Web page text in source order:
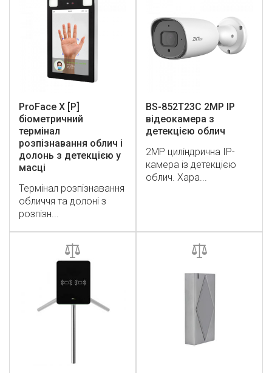
ProFace X [P]
біометричний
термінал
розпізнавання облич і
долонь з детекцією у
масці
Термінал розпізнавання
обличчя та долоні з
розпізн...
BS-852T23C 2MP IP
відеокамера з
детекцією облич
2MP циліндрична IP-
камера із детекцією
облич. Хара...